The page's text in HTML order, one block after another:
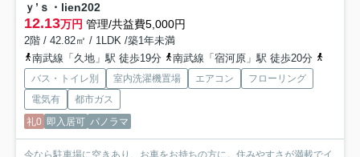
ｙ’ｓ・lien202
12.13万円 管理/共益費5,000円
2階 / 42.82㎡ / 1LDK /築1年未満
南武線「久地」駅 徒歩19分
南武線「宿河原」駅 徒歩20分
バス・トイレ別 室内洗濯機置場 エアコン
フローリング
電気有
都市ガス
礼0 即入居可 パノラマ
今なら駐車場に空きあり、お車をお持ちの方に。住みやすさが満載でイ